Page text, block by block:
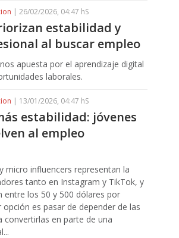
| 26/02/2026, 04:47 hS
estabilidad y
al buscar empleo
apuesta por el aprendizaje digital
laborales.
| 13/01/2026, 04:47 hS
estabilidad: jóvenes
al empleo
micro influencers representan la
tanto en Instagram y TikTok, y
entre los 50 y 500 dólares por
es pasar de depender de las
en parte de una